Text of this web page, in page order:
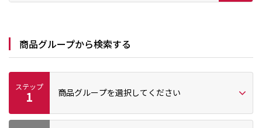
商品グループから検索する
ステップ
1 商品グループを選択してください